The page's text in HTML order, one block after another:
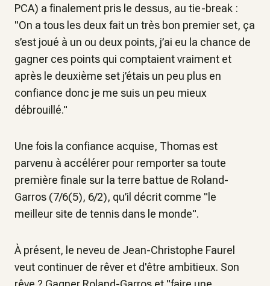
PCA) a finalement pris le dessus, au tie-break :
"On a tous les deux fait un très bon premier set, ça
s’est joué à un ou deux points, j’ai eu la chance de
gagner ces points qui comptaient vraiment et
après le deuxième set j’étais un peu plus en
confiance donc je me suis un peu mieux
débrouillé."
Une fois la confiance acquise, Thomas est
parvenu à accélérer pour remporter sa toute
première finale sur la terre battue de Roland-
Garros (7/6(5), 6/2), qu’il décrit comme "le
meilleur site de tennis dans le monde".
À présent, le neveu de Jean-Christophe Faurel
veut continuer de rêver et d'être ambitieux. Son